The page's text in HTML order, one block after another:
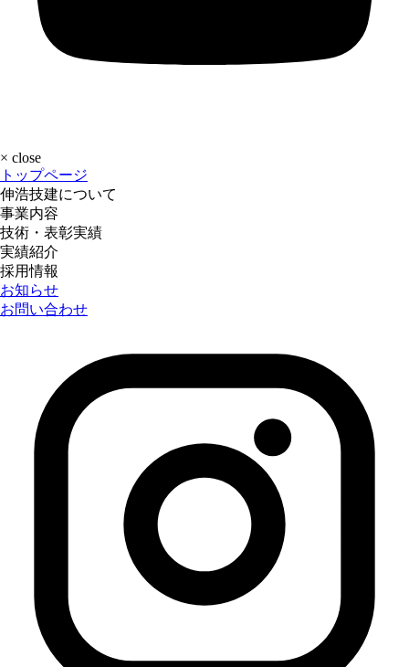
× close
トップページ
伸浩技建について
事業内容
技術・表彰実績
実績紹介
採用情報
お知らせ
お問い合わせ